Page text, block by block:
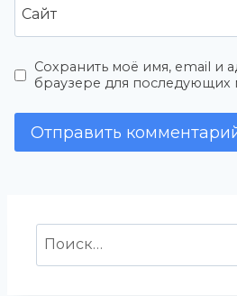
Сайт
Сохранить моё имя, email и
браузере для последующих
Найти: